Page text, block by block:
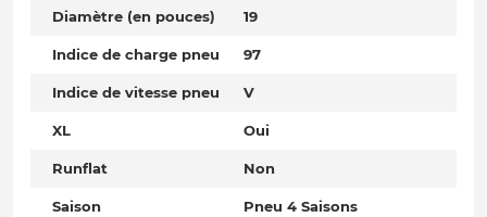
Diamètre (en pouces) 19
Indice de charge pneu 97
Indice de vitesse pneu V
XL Oui
Runflat Non
Saison Pneu 4 Saisons